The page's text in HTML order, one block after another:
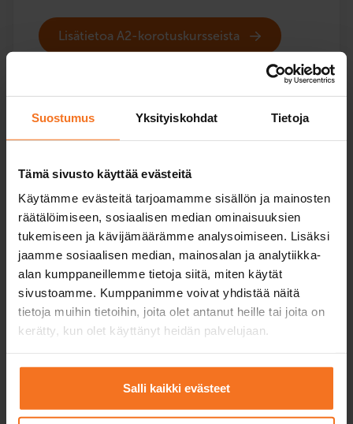
Suostumus Yksityiskohdat Tietoja
Tämä sivusto käyttää evästeitä
Käytämme evästeitä tarjoamamme sisällön ja mainosten
räätälöimiseen, sosiaalisen median ominaisuuksien
tukemiseen ja kävijämäärämme analysoimiseen. Lisäksi
jaamme sosiaalisen median, mainosalan ja analytiikka-
alan kumppaneillemme tietoja siitä, miten käytät
sivustoamme. Kumppanimme voivat yhdistää näitä
tietoja muihin tietoihin, joita olet antanut heille tai joita on
kerätty, kun olet käyttänyt heidän palvelujaan.
Salli kaikki evästeet
Lisätietoa A2-korotuskursseista
Monipuoliset ajotunnit
Ajotunneilla harjoittelemme monipuolisesti
moottoripyörän käsittelyä ja ajotaitoja. Näin
valmistaudut ajokokeeseen ja tosielämän
liikennetilanteisiin.
Tehokkaat teoriatunnit